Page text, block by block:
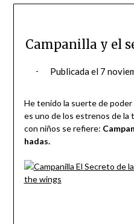
Campanilla y el
Publicada el 7
He tenido la suerte de poder
es uno de los estrenos de la
con niños se refiere:
hadas.